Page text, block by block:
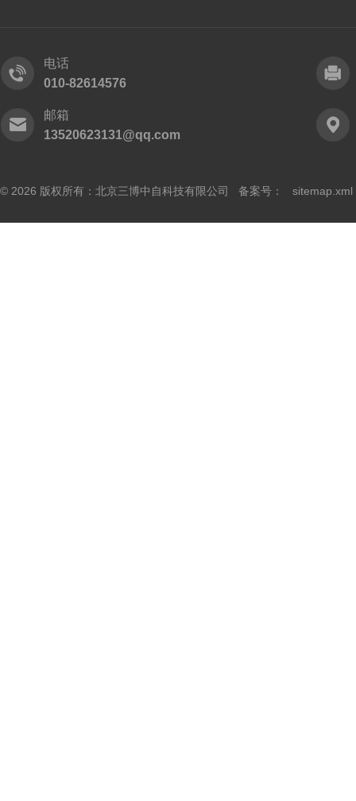
电话
010-82614576
邮箱
13520623131@qq.com
© 2026 版权所有：北京三博中自科技有限公司 备案号： sitemap.xml